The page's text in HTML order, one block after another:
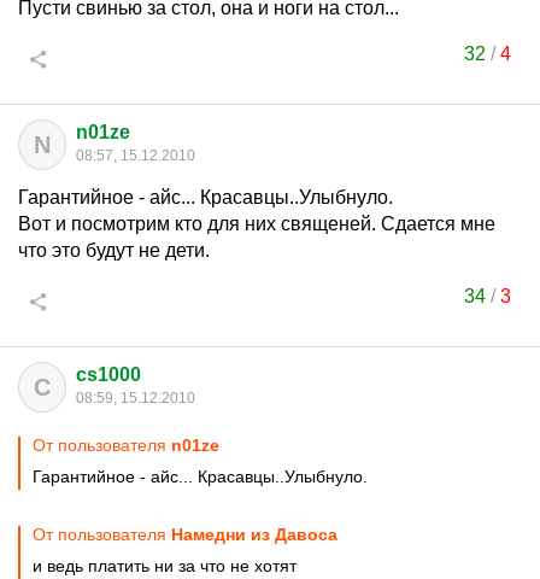
Пусти свинью за стол, она и ноги на стол...
32 /4
N n01ze
08:57, 15.12.2010
Гарантийное - айс... Красавцы..Улыбнуло.
Вот и посмотрим кто для них священей. Сдается мне
что это будут не дети.
34 /3
C cs1000
08:59, 15.12.2010
От пользователя n01ze
Гарантийное - айс... Красавцы..Улыбнуло.
От пользователя Намедни из Давоса
и ведь платить ни за что не хотят